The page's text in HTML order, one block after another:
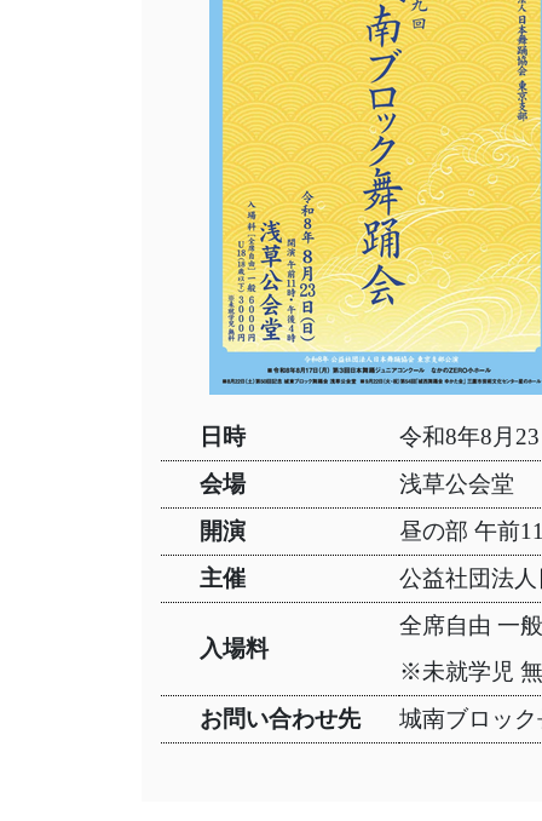
日時
令和8年8月
会場
浅草公会堂
開演
昼の部 午前
主催
公益社団法
入場料
全席自由 一
※未就学児
お問い合わせ先
城南ブロッ